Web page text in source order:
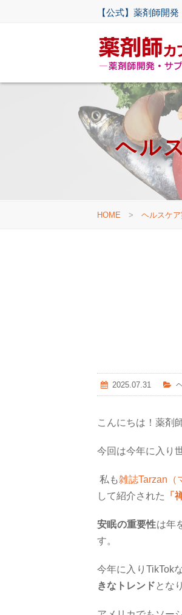
【公式】薬剤師開
ヘル
HOME > ヘルスケ
2025.07.31
こんにちは！薬剤
今回は今年に入り
私も雑誌Tarzan
して紹介された
「
安眠の重要性は年
す。
今年に入り TikTok
きなトレンド とな